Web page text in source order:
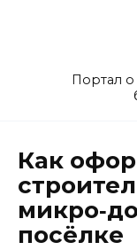
Портал
Как
посёлке